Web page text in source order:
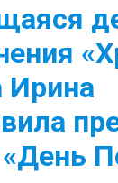
Ирина
«День